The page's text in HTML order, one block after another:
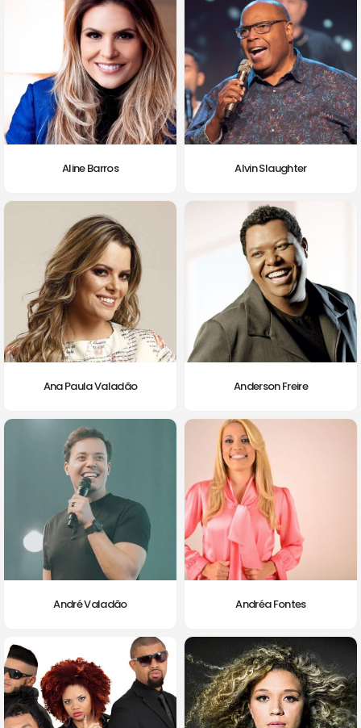
Aline Barros Alvin Slaughter
Ana Paula Valadão Anderson Freire
André Valadão Andréa Fontes